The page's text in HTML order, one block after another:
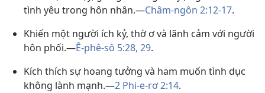
tình yêu trong hôn nhân.—Châm-ngôn 2:12-17.
Khiến một người ích kỷ, thờ ơ và lãnh cảm với người
hôn phối.—Ê-phê-sô 5:28, 29.
Kích thích sự hoang tưởng và ham muốn tình dục
không lành mạnh.—2 Phi-e-rơ 2:14.